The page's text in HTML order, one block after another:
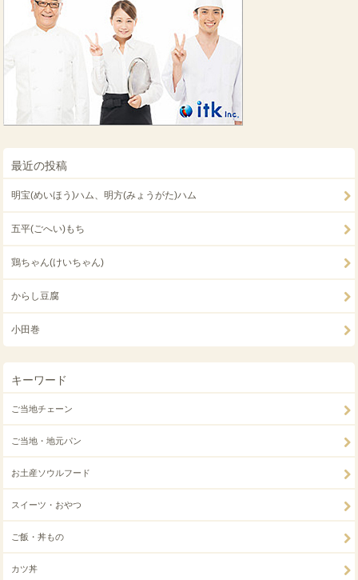
最近の投稿
明宝(めいほう)ハム、明方(みょうがた)ハム
五平(ごへい)もち
鶏ちゃん(けいちゃん)
からし豆腐
小田巻
キーワード
ご当地チェーン
ご当地・地元パン
お土産ソウルフード
スイーツ・おやつ
ご飯・丼もの
カツ丼